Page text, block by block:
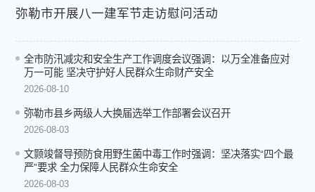
弥勒市开展八一建军节走访慰问活动
全市防汛减灾和安全生产工作调度会议强调：以万全准备应对
万一可能 坚决守护好人民群众生命财产安全
2026-08-10
弥勒市县乡两级人大换届选举工作部署会议召开
2026-08-03
文颢竣督导预防食用野生菌中毒工作时强调：坚决落实“四个最
严”要求 全力保障人民群众生命安全
2026-08-03